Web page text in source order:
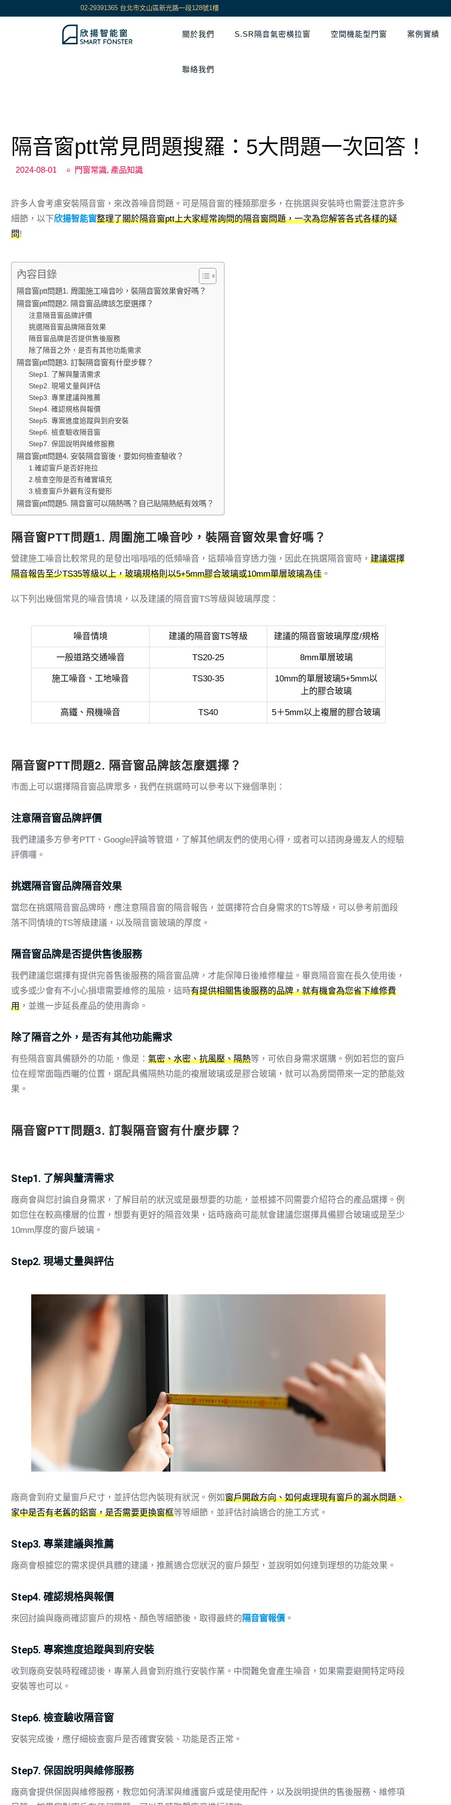
02-29391365 台北市文山區新光路一段128號1樓
關於我們 S.SR隔音氣密橫拉窗 空間機能型門窗 案例實績
聯絡我們
隔音窗ptt常見問題搜羅：5大問題一次回答！
2024-08-01 門窗常識, 產品知識
許多人會考慮安裝隔音窗，來改善噪音問題。可是隔音窗的種類那麼多，在挑選與安裝時也需要注意許多
細節，以下欣揚智能窗整理了關於隔音窗ptt上大家經常詢問的隔音窗問題，一次為您解答各式各樣的疑
問!
內容目錄
隔音窗ptt問題1. 周圍施工噪音吵，裝隔音窗效果會好嗎？
隔音窗ptt問題2. 隔音窗品牌該怎麼選擇？
注意隔音窗品牌評價
挑選隔音窗品牌隔音效果
隔音窗品牌是否提供售後服務
除了隔音之外，是否有其他功能需求
隔音窗ptt問題3. 訂製隔音窗有什麼步驟？
Step1. 了解與釐清需求
Step2. 現場丈量與評估
Step3. 專業建議與推薦
Step4. 確認規格與報價
Step5. 專案進度追蹤與到府安裝
Step6. 檢查驗收隔音窗
Step7. 保固說明與維修服務
隔音窗ptt問題4. 安裝隔音窗後，要如何檢查驗收？
1.確認窗戶是否好拖拉
2.檢查空隙是否有確實填充
3.檢查窗戶外觀有沒有變形
隔音窗ptt問題5. 隔音窗可以隔熱嗎？自己貼隔熱紙有效嗎？
隔音窗PTT問題1. 周圍施工噪音吵，裝隔音窗效果會好嗎？
營建施工噪音比較常見的是發出嗡嗡嗡的低頻噪音，這類噪音穿透力強，因此在挑選隔音窗時， 建議選擇
隔音報告至少TS35等級以上，玻璃規格則以5+5mm膠合玻璃或10mm單層玻璃為佳 。
以下列出幾個常見的噪音情境，以及建議的隔音窗TS等級與玻璃厚度：
噪音情境 建議的隔音窗TS等級 建議的隔音窗玻璃厚度/規格
一般道路交通噪音 TS20-25 8mm單層玻璃
施工噪音、工地噪音 TS30-35
10mm的單層玻璃5+5mm以
上的膠合玻璃
高鐵、飛機噪音 TS40 5＋5mm以上複層的膠合玻璃
隔音窗PTT問題2. 隔音窗品牌該怎麼選擇？
市面上可以選擇隔音窗品牌眾多，我們在挑選時可以參考以下幾個準則：
注意隔音窗品牌評價
我們建議多方參考PTT、Google評論等管道，了解其他網友們的使用心得，或者可以諮詢身邊友人的經驗
評價囉。
挑選隔音窗品牌隔音效果
當您在挑選隔音窗品牌時，應注意隔音窗的隔音報告，並選擇符合自身需求的TS等級，可以參考前面段
落不同情境的TS等級建議，以及隔音窗玻璃的厚度。
隔音窗品牌是否提供售後服務
我們建議您選擇有提供完善售後服務的隔音窗品牌，才能保障日後維修權益。畢竟隔音窗在長久使用後，
或多或少會有不小心損壞需要維修的風險，這時有提供相關售後服務的品牌，就有機會為您省下維修費
用 ，並進一步延長產品的使用壽命。
除了隔音之外，是否有其他功能需求
有些隔音窗具備額外的功能，像是： 氣密、水密、抗風壓、隔熱等，可依自身需求選購。例如若您的窗戶
位在經常面臨西曬的位置，選配具備隔熱功能的複層玻璃或是膠合玻璃，就可以為房間帶來一定的節能效
果。
隔音窗PTT問題3. 訂製隔音窗有什麼步驟？
Step1. 了解與釐清需求
廠商會與您討論自身需求，了解目前的狀況或是最想要的功能，並根據不同需要介紹符合的產品選擇。例
如您住在較高樓層的位置，想要有更好的隔音效果，這時廠商可能就會建議您選擇具備膠合玻璃或是至少
10mm厚度的窗戶玻璃。
Step2. 現場丈量與評估
廠商會到府丈量窗戶尺寸，並評估您內裝現有狀況。例如窗戶開啟方向、如何處理現有窗戶的漏水問題、
家中是否有老舊的鋁窗，是否需要更換窗框等等細節，並評估討論適合的施工方式。
Step3. 專業建議與推薦
廠商會根據您的需求提供具體的建議，推薦適合您狀況的窗戶類型，並說明如何達到理想的功能效果。
Step4. 確認規格與報價
來回討論與廠商確認窗戶的規格、顏色等細節後，取得最終的 隔音窗報價 。
Step5. 專案進度追蹤與到府安裝
收到廠商安裝時程確認後，專業人員會到府進行安裝作業。中間難免會產生噪音，如果需要避開特定時段
安裝等也可以。
Step6. 檢查驗收隔音窗
安裝完成後，應仔細檢查窗戶是否確實安裝、功能是否正常。
Step7. 保固說明與維修服務
廠商會提供保固與維修服務，教您如何清潔與維護窗戶或是使用配件，以及說明提供的售後服務、維修項